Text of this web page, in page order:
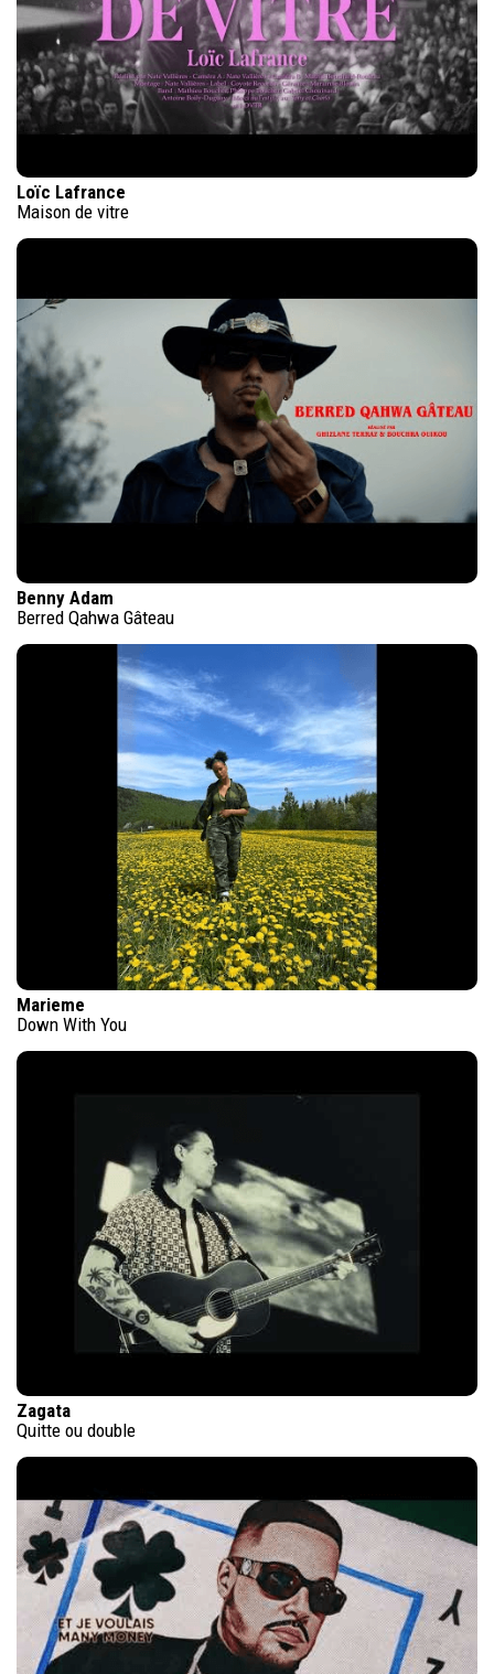
Loïc Lafrance
Maison de vitre
Benny Adam
Berred Qahwa Gâteau
Marieme
Down With You
Zagata
Quitte ou double